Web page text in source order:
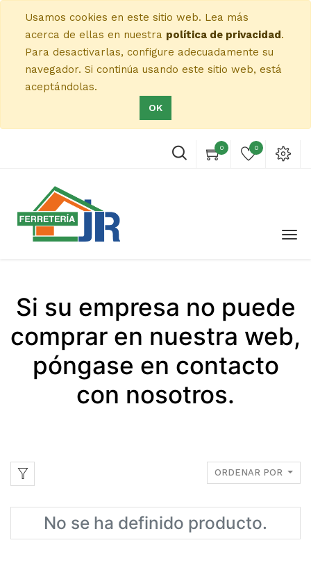
Usamos cookies en este sitio web. Lea más
acerca de ellas en nuestra política de privacidad.
Para desactivarlas, configure adecuadamente su
navegador. Si continúa usando este sitio web, está
aceptándolas.
OK
0 0
Si su empresa no puede
comprar en nuestra web,
póngase en contacto
con nosotros.
ORDENAR POR
No se ha definido producto.